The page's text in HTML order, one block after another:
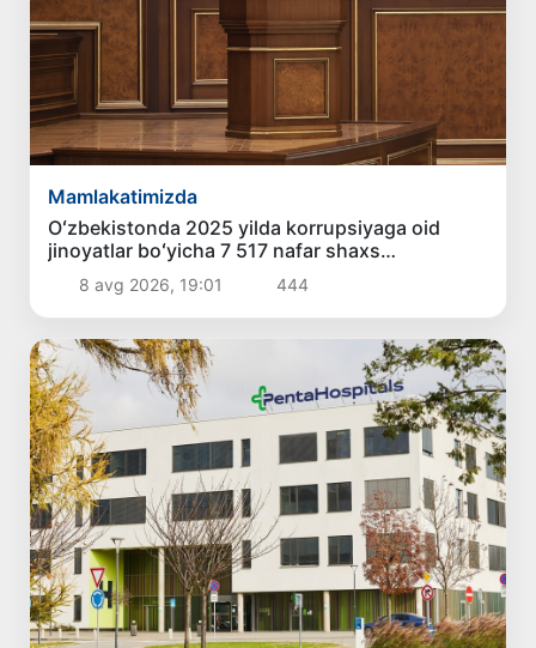
Mamlakatimizda
Oʻzbekistonda 2025 yilda korrupsiyaga oid
jinoyatlar boʻyicha 7 517 nafar shaxs
javobgarlikka tortilgan
8 avg 2026, 19:01 444